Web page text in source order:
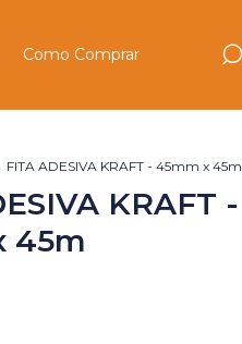
Como Comprar
FITA ADESIVA KRAFT - 45mm x 45m
KRAFT -
45m